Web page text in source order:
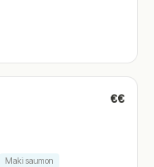
€€
Maki saumon